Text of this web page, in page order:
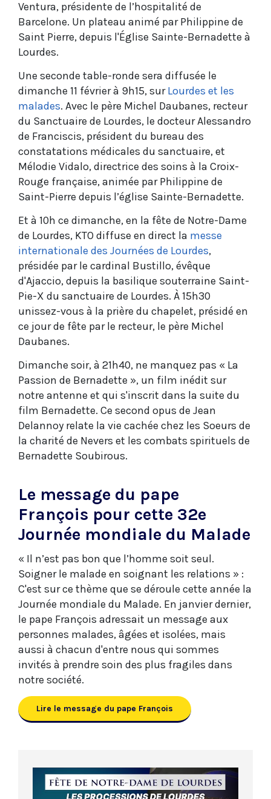
Ventura, présidente de l’hospitalité de
Barcelone. Un plateau animé par Philippine de
Saint Pierre, depuis l'Église Sainte-Bernadette à
Lourdes.
Une seconde table-ronde sera diffusée le
dimanche 11 février à 9h15, surLourdes et les
malades. Avec le père Michel Daubanes, recteur
du Sanctuaire de Lourdes, le docteur Alessandro
de Franciscis, président du bureau des
constatations médicales du sanctuaire, et
Mélodie Vidalo, directrice des soins à la Croix-
Rouge française, animée par Philippine de
Saint-Pierre depuis l’église Sainte-Bernadette.
Et à 10h ce dimanche, en la fête de Notre-Dame
de Lourdes, KTO diffuse en direct la messe
internationale des Journées de Lourdes,
présidée par le cardinal Bustillo, évêque
d'Ajaccio, depuis la basilique souterraine Saint-
Pie-X du sanctuaire de Lourdes. À 15h30
unissez-vous à la prière du chapelet, présidé en
ce jour de fête par le recteur, le père Michel
Daubanes.
Dimanche soir, à 21h40, ne manquez pas « La
Passion de Bernadette », un film inédit sur
notre antenne et qui s'inscrit dans la suite du
film Bernadette. Ce second opus de Jean
Delannoy relate la vie cachée chez les Soeurs de
la charité de Nevers et les combats spirituels de
Bernadette Soubirous.
Le message du pape
François pour cette 32e
Journée mondiale du Malade
« Il n’est pas bon que l’homme soit seul.
Soigner le malade en soignant les relations » :
C'est sur ce thème que se déroule cette année la
Journée mondiale du Malade. En janvier dernier,
le pape François adressait un message aux
personnes malades, âgées et isolées, mais
aussi à chacun d'entre nous qui sommes
invités à prendre soin des plus fragiles dans
notre société.
Lire le message du pape François